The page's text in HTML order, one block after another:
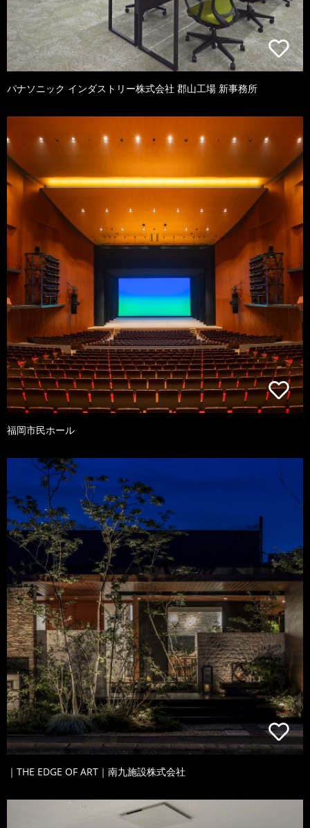
パナソニック インダストリー株式会社 郡山工場 新事務所
福岡市民ホール
｜THE EDGE OF ART｜南九施設株式会社